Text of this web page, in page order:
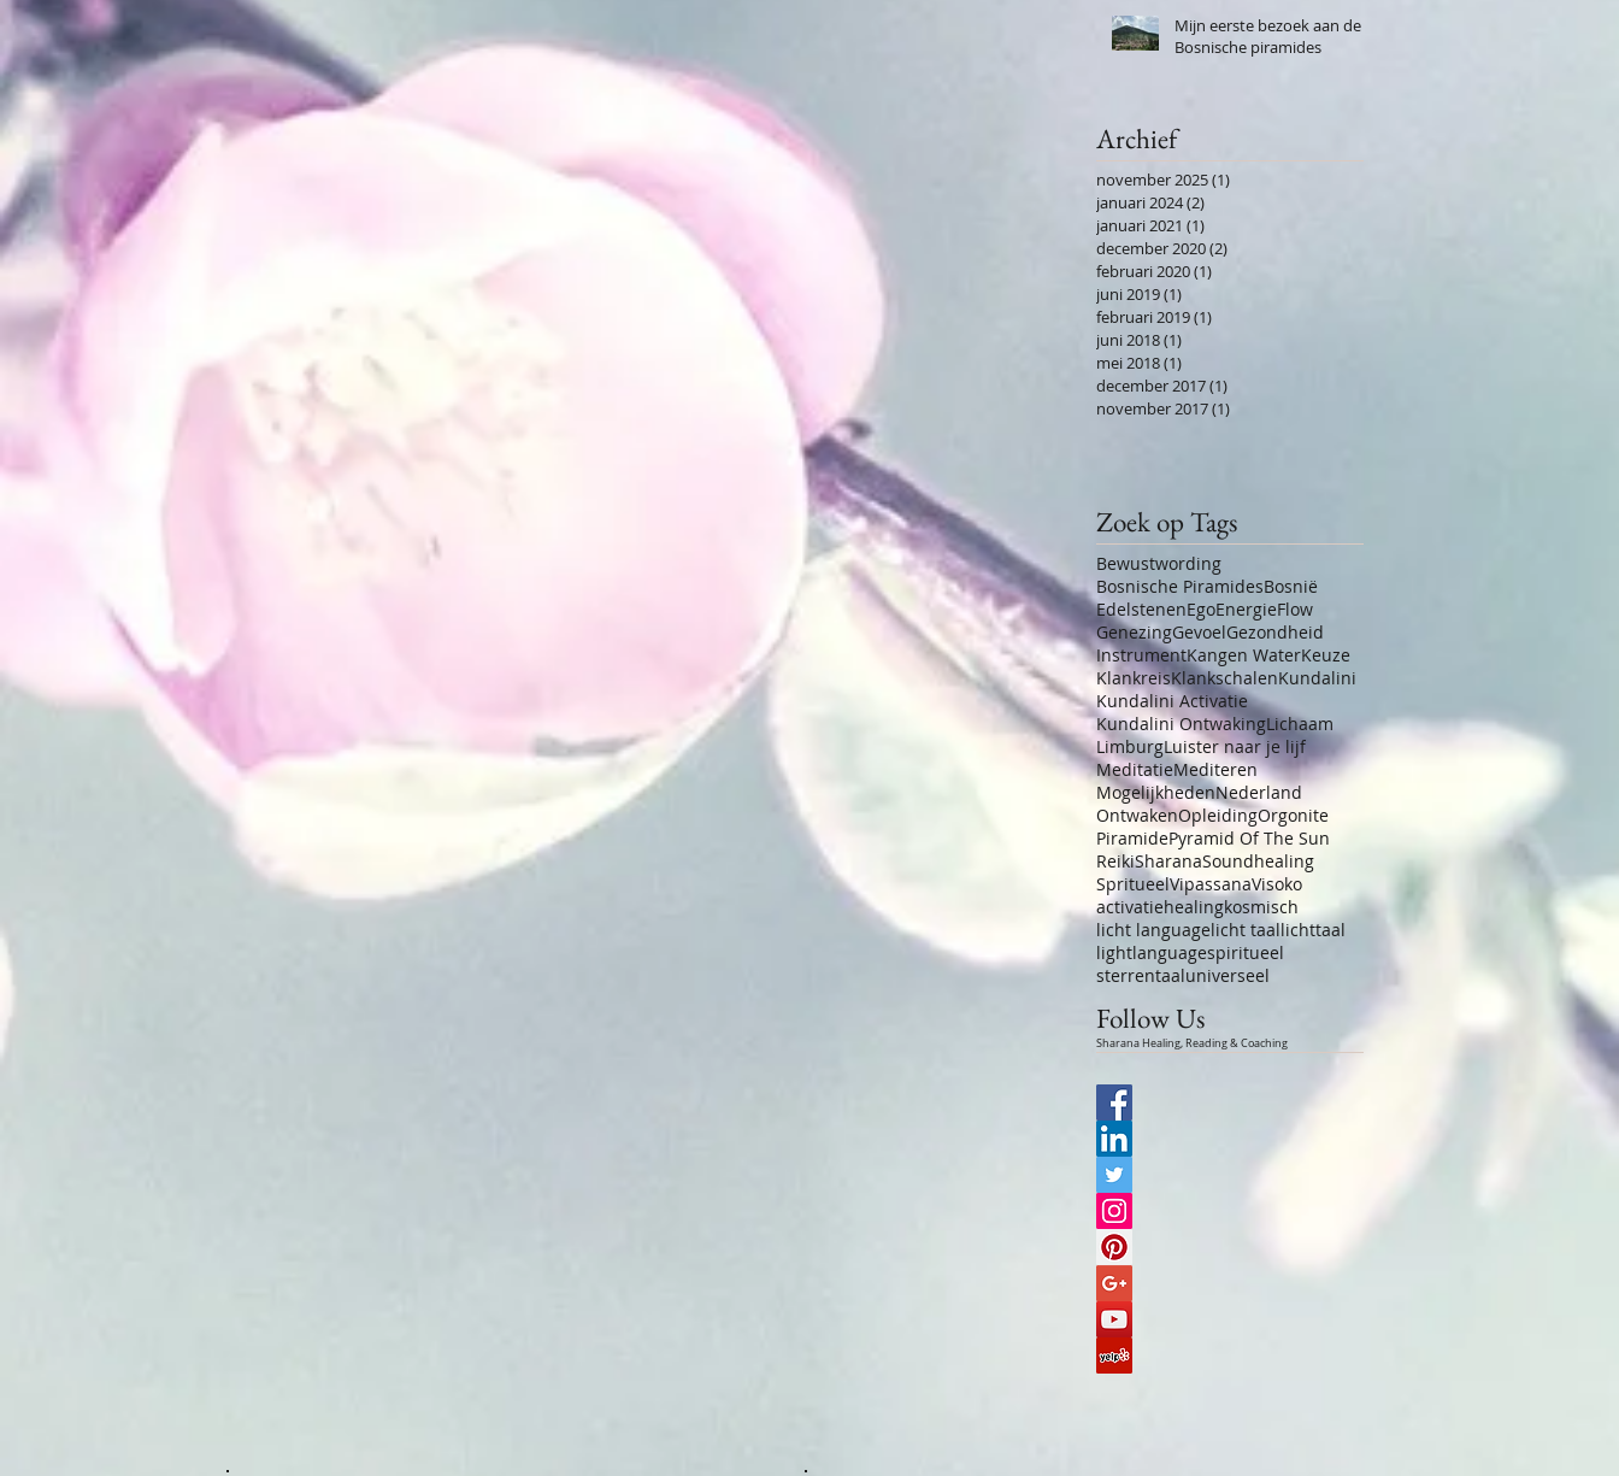
Mijn eerste bezoek aan de
Bosnische piramides
Archief
november 2025(1)
januari 2024(2)
januari 2021 (1)
december 2020(2)
februari 2020(1)
juni 2019(1)
februari 2019(1)
juni 2018(1)
mei 2018(1)
december 2017(1)
november 2017(1)
Zoek op Tags
Bewustwording
Bosnische PiramidesBosnië
EdelstenenEgoEnergieFlow
GenezingGevoelGezondheid
InstrumentKangen WaterKeuze
KlankreisKlankschalenKundalini
Kundalini Activatie
Kundalini OntwakingLichaam
LimburgLuister naar je lijf
MeditatieMediteren
MogelijkhedenNederland
OntwakenOpleidingOrgonite
PiramidePyramid Of The Sun
ReikiSharanaSoundhealing
SpritueelVipassanaVisoko
activatiehealingkosmisch
licht languagelicht taallichttaal
lightlanguagespiritueel
sterrentaaluniverseel
Follow Us
Sharana Healing, Reading & Coaching